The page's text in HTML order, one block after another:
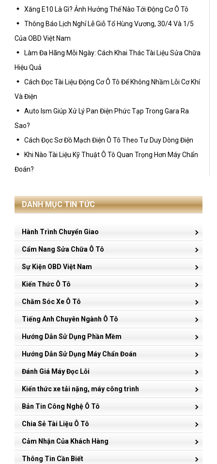
Xăng E10 Là Gì? Ảnh Hưởng Thế Nào Tới Động Cơ Ô Tô
Thông Báo Lịch Nghỉ Lễ Giỗ Tổ Hùng Vương, 30/4 Và 1/5
Của OBD Việt Nam
Làm Đa Hãng Mỗi Ngày: Cách Khai Thác Tài Liệu Sửa Chữa
Hiệu Quả
Cách Đọc Tài Liệu Động Cơ Ô Tô Để Không Nhầm Lỗi Cơ Khí
Và Điện
Auto Ism Giúp Xử Lý Pan Điện Phức Tạp Trong Gara Ra
Sao?
Cách Đọc Sơ Đồ Mạch Điện Ô Tô Theo Tư Duy Dòng Điện
Khi Nào Tài Liệu Kỹ Thuật Ô Tô Quan Trọng Hơn Máy Chẩn
Đoán?
DANH MỤC TIN TỨC
Hành Trình Chuyển Giao
Cẩm Nang Sửa Chữa Ô Tô
Sự Kiện OBD Việt Nam
Kiến Thức Ô Tô
Chăm Sóc Xe Ô Tô
Tiếng Anh Chuyên Ngành Ô Tô
Hướng Dẫn Sử Dụng Phần Mềm
Hướng Dẫn Sử Dụng Máy Chẩn Đoán
Đánh Giá Máy Đọc Lỗi
Kiến thức xe tải nặng, máy công trình
Bản Tin Công Nghệ Ô Tô
Chia Sẻ Tài Liệu Ô Tô
Cảm Nhận Của Khách Hàng
Thông Tin Cần Biết